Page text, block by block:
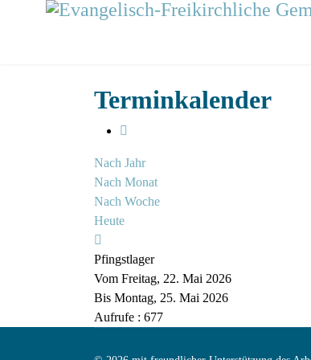
Terminkalender
Nach Jahr
Nach Monat
Nach Woche
Heute
Pfingstlager
Vom Freitag, 22. Mai 2026
Bis Montag, 25. Mai 2026
Aufrufe : 677